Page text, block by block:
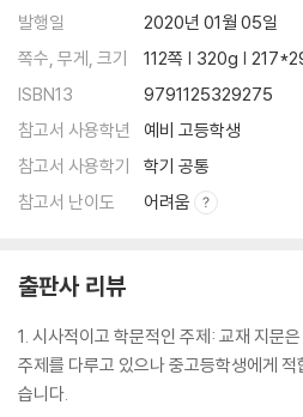
READING 2 TOEFL (Bookcrossing)
UNIT 06 Art
READING 1 Vincent’s Letter
READING 2 Henri Matisse
WORD REVIEW TEST UNIT 05·UNIT
UNIT 07 Technology
READING 2 The CyberKnife
UNIT 08 Biology
READING 1 Horseshoe Crabs
READING 2 Blood Transfusion
발행일
2020년 01월 05일
쪽수, 무게, 크기
112쪽 | 320g |
ISBN13
9791125329275
참고서 사용학년
예비 고등학생
참고서 사용학기
학기 공통
참고서 난이도
어려움
출판사 리뷰
1. 시사적이고 학문적인 주제: 교재 지문
주제를 다루고 있으나 중고등학생에게
습니다.